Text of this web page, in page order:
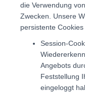
die Verwendung
Zwecken. Unsere
persistente
Session-
Angebots
Feststellung
eingeloggt